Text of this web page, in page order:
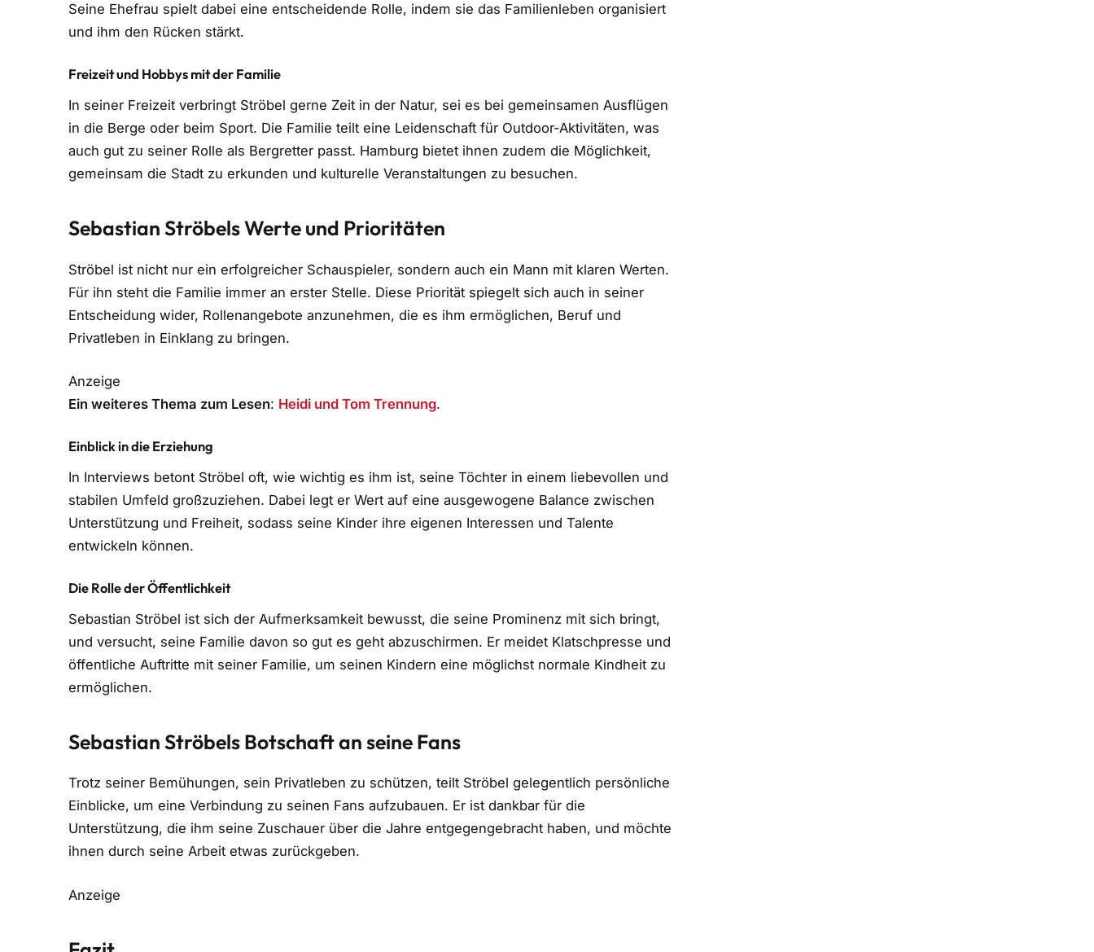
Seine Ehefrau spielt dabei eine entscheidende Rolle, indem sie das Familienleben organisiert
und ihm den Rücken stärkt.
Freizeit und Hobbys mit der Familie
In seiner Freizeit verbringt Ströbel gerne Zeit in der Natur, sei es bei gemeinsamen Ausflügen
in die Berge oder beim Sport. Die Familie teilt eine Leidenschaft für Outdoor-Aktivitäten, was
auch gut zu seiner Rolle als Bergretter passt. Hamburg bietet ihnen zudem die Möglichkeit,
gemeinsam die Stadt zu erkunden und kulturelle Veranstaltungen zu besuchen.
Sebastian Ströbels Werte und Prioritäten
Ströbel ist nicht nur ein erfolgreicher Schauspieler, sondern auch ein Mann mit klaren Werten.
Für ihn steht die Familie immer an erster Stelle. Diese Priorität spiegelt sich auch in seiner
Entscheidung wider, Rollenangebote anzunehmen, die es ihm ermöglichen, Beruf und
Privatleben in Einklang zu bringen.
Anzeige
Ein weiteres Thema zum Lesen: Heidi und Tom Trennung.
Einblick in die Erziehung
In Interviews betont Ströbel oft, wie wichtig es ihm ist, seine Töchter in einem liebevollen und
stabilen Umfeld großzuziehen. Dabei legt er Wert auf eine ausgewogene Balance zwischen
Unterstützung und Freiheit, sodass seine Kinder ihre eigenen Interessen und Talente
entwickeln können.
Die Rolle der Öffentlichkeit
Sebastian Ströbel ist sich der Aufmerksamkeit bewusst, die seine Prominenz mit sich bringt,
und versucht, seine Familie davon so gut es geht abzuschirmen. Er meidet Klatschpresse und
öffentliche Auftritte mit seiner Familie, um seinen Kindern eine möglichst normale Kindheit zu
ermöglichen.
Sebastian Ströbels Botschaft an seine Fans
Trotz seiner Bemühungen, sein Privatleben zu schützen, teilt Ströbel gelegentlich persönliche
Einblicke, um eine Verbindung zu seinen Fans aufzubauen. Er ist dankbar für die
Unterstützung, die ihm seine Zuschauer über die Jahre entgegengebracht haben, und möchte
ihnen durch seine Arbeit etwas zurückgeben.
Anzeige